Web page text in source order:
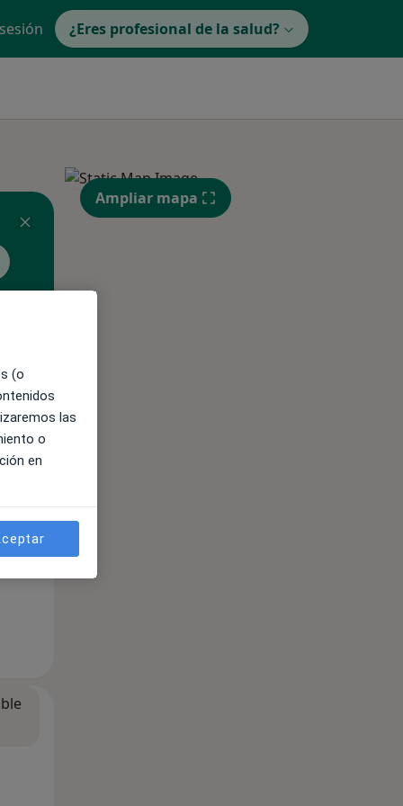
¿Eres profesional de la salud?
Ampliar mapa
(o
las
o
en